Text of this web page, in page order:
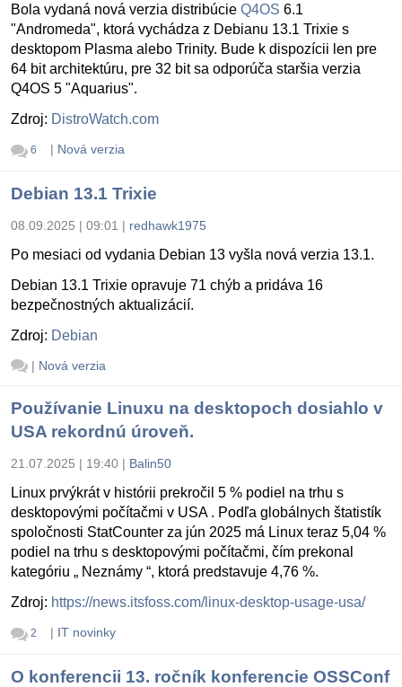
Bola vydaná nová verzia distribúcie Q4OS 6.1
"Andromeda", ktorá vychádza z Debianu 13.1 Trixie s
desktopom Plasma alebo Trinity. Bude k dispozícii len pre
64 bit architektúru, pre 32 bit sa odporúča staršia verzia
Q4OS 5 "Aquarius".
Zdroj: DistroWatch.com
6 | Nová verzia
Debian 13.1 Trixie
08.09.2025 | 09:01 | redhawk1975
Po mesiaci od vydania Debian 13 vyšla nová verzia 13.1.
Debian 13.1 Trixie opravuje 71 chýb a pridáva 16
bezpečnostných aktualizácií.
Zdroj: Debian
| Nová verzia
Používanie Linuxu na desktopoch dosiahlo v
USA rekordnú úroveň.
21.07.2025 | 19:40 | Balin50
Linux prvýkrát v histórii prekročil 5 % podiel na trhu s
desktopovými počítačmi v USA . Podľa globálnych štatistík
spoločnosti StatCounter za jún 2025 má Linux teraz 5,04 %
podiel na trhu s desktopovými počítačmi, čím prekonal
kategóriu „ Neznámy “, ktorá predstavuje 4,76 %.
Zdroj: https://news.itsfoss.com/linux-desktop-usage-usa/
2 | IT novinky
O konferencii 13. ročník konferencie OSSConf